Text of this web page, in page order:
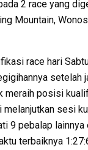
2 race yang
Mountain,
race hari
setelah
meraih posisi
melanjutkan sesi
9 pebalap lainnya
terbaiknya